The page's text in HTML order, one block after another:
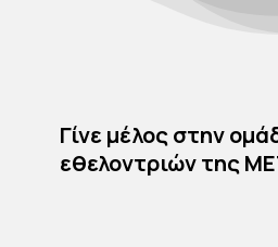
Γίνε μέλος στην
εθελοντριών της